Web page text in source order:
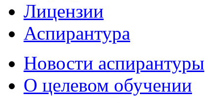
Лицензии
Аспирантура
Новости аспирантуры
О целевом обучении